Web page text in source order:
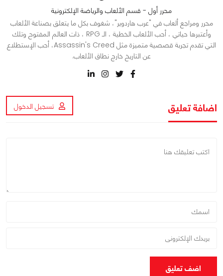
محرر أول - قسم الألعاب والرياضة الإلكترونية
محرر ومراجع ألعاب في "عرب هاردوير"، شغوف بكل ما يتعلق بصناعة الألعاب
وأعتبرها حياتي ، أحب الألعاب الخطية ، الـ RPG ، ذات العالم المفتوح وتلك
التي تقدم تجربة قصصية متميزة مثل Assassin's Creed، أحب الإستطلاع
عن التاريخ خارج نطاق الألعاب.
اضافة تعليق تسجيل الدخول
اضف تعليق